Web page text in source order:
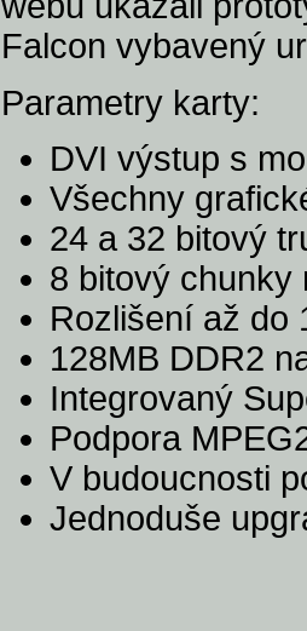
Falcon vybavený
Parametry karty:
DVI výstup s
Všechny
24 a 32 bitový
8 bitový chunky
Rozlišení až do
128MB DDR2
Integrovaný
Podpora
V budoucnosti
Jednoduše